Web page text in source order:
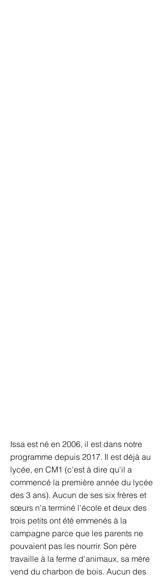
Issa est né en 2006, il est dans notre
programme depuis 2017. Il est déjà au
lycée, en CM1 (c'est à dire qu'il a
commencé la première année du lycée
des 3 ans). Aucun de ses six frères et
sœurs n'a terminé l'école et deux des
trois petits ont été emmenés à la
campagne parce que les parents ne
pouvaient pas les nourrir. Son père
travaille à la ferme d'animaux, sa mère
vend du charbon de bois. Aucun des